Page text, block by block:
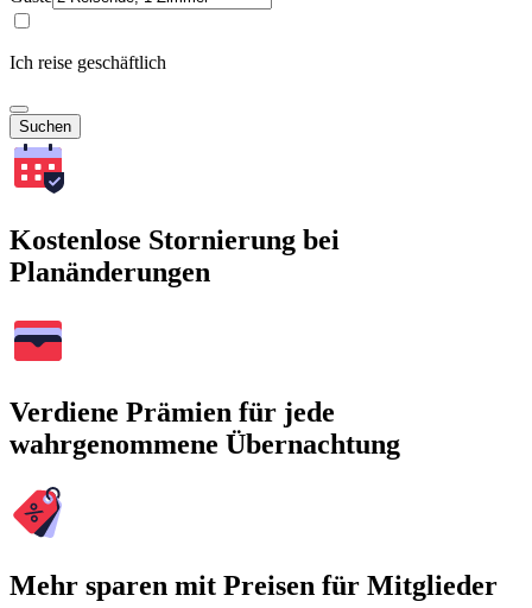
Ich reise geschäftlich
Suchen
Kostenlose Stornierung bei
Planänderungen
Verdiene Prämien für jede
wahrgenommene Übernachtung
Mehr sparen mit Preisen für Mitglieder